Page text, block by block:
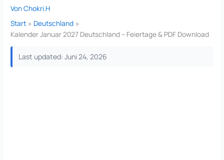
VonChokri.H
Start
Deutschland
Kalender Januar 2027 Deutschland – Feiertage & PDF Download
Last updated: Juni 24, 2026